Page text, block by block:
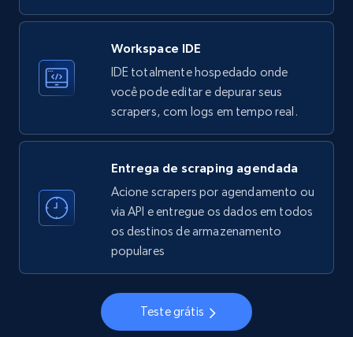
Instagram - Profiles
Account, Fbid, ID, Followers, Posts count, Is
business account, Is professional account, Is
verified, and more.
Instagram - Profiles - Collect profile
information by user name
business account, Is professional account, Is
verified, and more.
Workspace IDE
IDE totalmente hospedado onde
você pode editar e depurar seus
scrapers, com logs em tempo real.
Entrega de scraping agendada
Acione scrapers por agendamento ou
via API e entregue os dados em todos
os destinos de armazenamento
populares
Teste grátis